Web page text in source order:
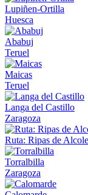
Lupiñen-Ortilla
Huesca
Ababuj
Teruel
Maicas
Teruel
Langa del Castillo
Zaragoza
Ruta: Ripas de
Torralbilla
Zaragoza